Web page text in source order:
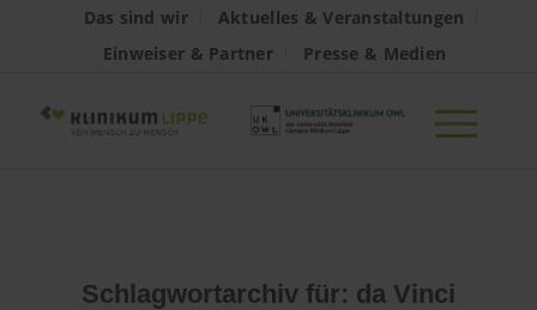
Das sind wir
Aktuelles & Veranstaltungen
Einweiser & Partner
Presse & Medien
Schlagwortarchiv für: da Vinci